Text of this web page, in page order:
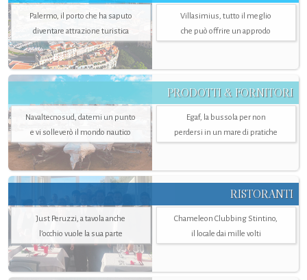
Palermo, il porto che ha saputo
diventare attrazione turistica
Villasimius, tutto il meglio
che può offrire un approdo
PRODOTTI & FORNITORI
Navaltecnosud, datemi un punto
e vi solleverò il mondo nautico
Egaf, la bussola per non
perdersi in un mare di pratiche
RISTORANTI
Just Peruzzi, a tavola anche
l’occhio vuole la sua parte
Chameleon Clubbing Stintino,
il locale dai mille volti